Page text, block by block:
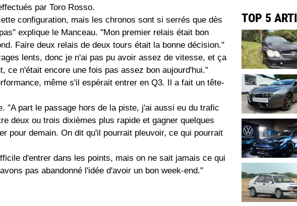
par Toro Rosso.
configuration, mais les chronos sont si serrés que dès
explique le Manceau. "Mon premier relais était bon
Faire deux relais de deux tours était la bonne décision."
lents, donc je n'ai pas pu avoir assez de vitesse, et ça
ce n'était encore une fois pas assez bon aujourd'hui."
même s'il espérait entrer en Q3. Il a fait un tête-
"A part le passage hors de la piste, j'ai aussi eu du trafic
deux ou trois dixièmes plus rapide et gagner quelques
pour demain. On dit qu'il pourrait pleuvoir, ce qui pourrait
d'entrer dans les points, mais on ne sait jamais ce qui
pas abandonné l'idée d'avoir un bon week-end."
TOP 5